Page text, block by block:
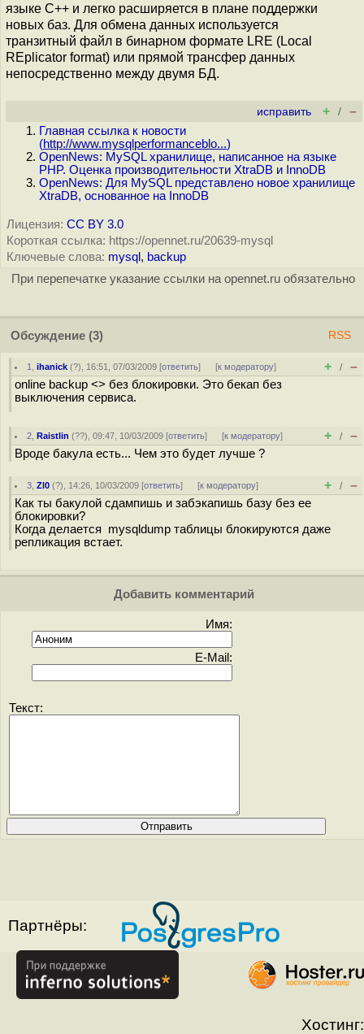
языке C++ и легко расширяется в плане поддержки
новых баз. Для обмена данных используется
транзитный файл в бинарном формате LRE (Local
REplicator format) или прямой трансфер данных
непосредственно между двумя БД.
исправить + / –
Главная ссылка к новости
(http://www.mysqlperformanceblo...)
OpenNews: MySQL хранилище, написанное на языке
PHP. Оценка производительности XtraDB и InnoDB
OpenNews: Для MySQL представлено новое хранилище
XtraDB, основанное на InnoDB
Лицензия: CC BY 3.0
Короткая ссылка: https://opennet.ru/20639-mysql
Ключевые слова: mysql , backup
При перепечатке указание ссылки на opennet.ru обязательно
Обсуждение (3) RSS
1 ,ihanick (?), 16:51, 07/03/2009 [ответить] [к модератору] + / –
online backup <> без блокировки. Это бекап без
выключения сервиса.
2 ,Raistlin (??), 09:47, 10/03/2009 [ответить] [к модератору] + / –
Вроде бакула есть... Чем это будет лучше ?
3 ,Zl0 (?), 14:26, 10/03/2009 [ответить] [к модератору] + / –
Как ты бакулой сдампишь и забэкапишь базу без ее
блокировки?
Когда делается mysqldump таблицы блокируются даже
репликация встает.
Добавить комментарий
Имя:
E-Mail:
Текст:
Партнёры:
Хостинг: